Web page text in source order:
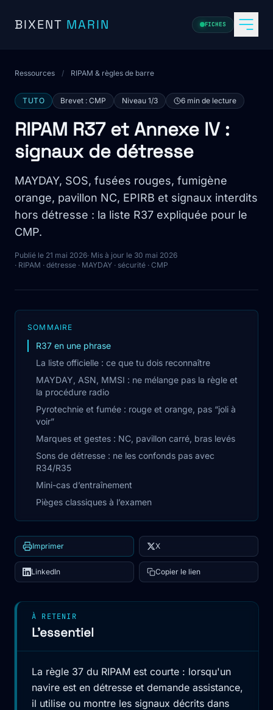
BIXENT MARIN FICHES
Ressources / RIPAM & règles de barre
TUTO Brevet : CMP Niveau 1/3 6 min de lecture
RIPAM R37 et Annexe IV :
signaux de détresse
MAYDAY, SOS, fusées rouges, fumigène
orange, pavillon NC, EPIRB et signaux interdits
hors détresse : la liste R37 expliquée pour le
CMP.
Publié le 21 mai 2026· Mis à jour le 30 mai 2026
· RIPAM · détresse · MAYDAY · sécurité · CMP
SOMMAIRE
R37 en une phrase
La liste officielle : ce que tu dois reconnaître
MAYDAY, ASN, MMSI : ne mélange pas la règle et
la procédure radio
Pyrotechnie et fumée : rouge et orange, pas “joli à
voir”
Marques et gestes : NC, pavillon carré, bras levés
Sons de détresse : ne les confonds pas avec
R34/R35
Mini-cas d’entraînement
Pièges classiques à l’examen
Imprimer X
LinkedIn Copier le lien
À RETENIR
L'essentiel
La règle 37 du RIPAM est courte : lorsqu'un
navire est en détresse et demande assistance,
il utilise ou montre les signaux décrits dans